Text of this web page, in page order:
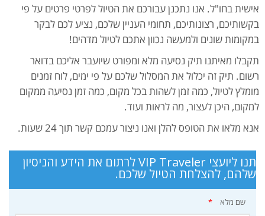
אישית בחו"ל. אנו נתכנן עבורכם את הטיול לפרטי פרטים על פי
בקשותיכם, רצונותיכם, תחומי העניין שלכם, נציע לכם לבקר
במקומות שונים ולמעשה נכוון אתכם לטיול מדהים!
תקבלו מאיתנו תיק נסיעה מלא ומפורט שיועבר אליכם בדואר
רשום. תיק זה יכלול את המסלול שלכם על פי ימים, לוח זמנים
מומלץ לטיול, כמה זמן לשהות בכל מקום, כמה זמן נסיעה ממקום
למקום, היכן לעצור, מה לראות ועוד.
אנא מלאו את הטופס להלן ואנו ניצור עמכם קשר תוך 24 שעות.
תנו ליועצי VIP Traveler לרתום את הידע והניסיון
שלהם, להצלחת הטיול שלכם.
שם מלא *